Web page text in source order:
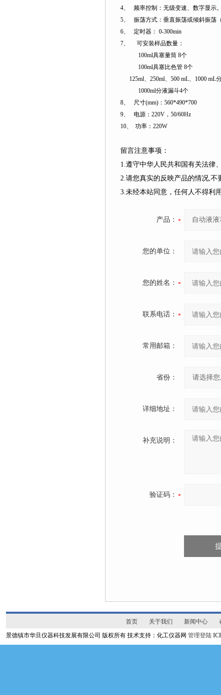
4、
频率控制：无级变速、数字显示
5、
振荡方式：垂直振荡或倾斜振荡
6、 定时器： 0-300min
7、
可安装样品数量：
100ml具塞量筒 8个
100ml具塞比色管 8个
125ml、 250ml、 500 mL、 1000 mL
1000ml分液漏斗4个
8、 尺寸(mm) ： 560*490*700
9、 电源： 220V ， 50/60Hz
10、 功率： 220W
留言注意事项：
1.遵守中华人民共和国有关法律
2.请您真实的反映产品的情况,
3.未经本站同意，任何人不得利
产品：
您的单位：
您的姓名：
联系电话：
常用邮箱：
省份：
详细地址：
补充说明：
验证码：
首页 关于我们 新闻中心
景德镇市华旦仪器科技发展有限公司 版权所有 技术支持：化工仪器网 管理登陆